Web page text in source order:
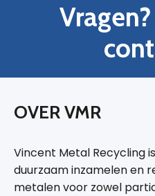
OVER VMR
Vincent Metal Recycling
duurzaam inzamelen en
metalen voor zowel